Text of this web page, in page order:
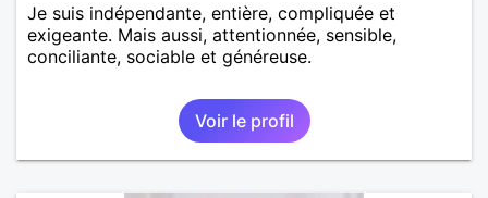
Je suis indépendante, entière, compliquée et
exigeante. Mais aussi, attentionnée, sensible,
conciliante, sociable et généreuse.
Voir le profil